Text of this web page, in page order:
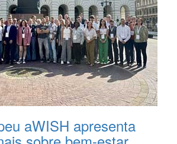
aWISH apresenta